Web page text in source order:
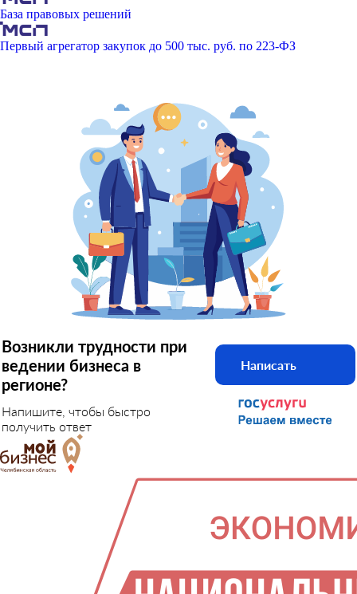
База правовых решений
Первый агрегатор закупок до 500 тыс. руб. по 223-ФЗ
Возникли трудности при
ведении бизнеса в
регионе?
Напишите, чтобы быстро
получить ответ
Написать